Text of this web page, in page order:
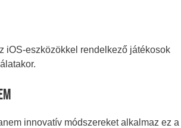
iOS-eszközökkel rendelkező játékosok
innovatív módszereket alkalmaz ez a